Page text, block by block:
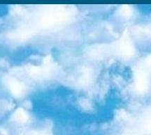
видеолекциями и статьями. Они помогут вам обрести новые и освежить старые знания бесплатно. 1. «ИНТУИТ» Старейшая образовательная площадка Рунета. Здесь вы найдёте сотни текстовых и видеокурсов на десятки различных тем — от программирования до психологии. Многие курсы подготовлены российскими университетами и крупными международными компаниями вроде Intel и Microsoft. Самостоятельное обучение бесплатное, но желающие могут оплатить услуги персональных наставников. 2. «Смартия» знакомит с актуальными профессиями и подсказывает, как им обучаться. Выбрав заинтересовавшую вас специальность — SMM-специалист, фотограф, веб-дизайнер или другую, — увидите список необходимых для неё умений. Чтобы вы могли освоить их самостоятельно, для каждого умения площадка отображает подборку ссылок на учебные материалы. Хотя «Смартия» ориентируется на русскоязычную аудиторию, часть контента всё же доступна только на английском. 3. «Лекторий Физтеха» Проект Московского физико-технического института (Физтеха). С его помощью вы можете смотреть онлайн серии лекций, записанные на видео в этом вузе. В числе доступных предметов — физика, биология, химия, информационные технологии и другие. К некоторым лекциям администрация ресурса прилагает готовые конспекты, которые можно скачивать в PDF-формате. 4. ITMOcourses Онлайн-площадка Санкт-Петербургского национального исследовательского университета информационных технологий, механики и оптики (ИТМО). Ресурс предоставляет свободный доступ к курсам, разработанным в этом вузе. Каталог материалов разбит на четыре категории: «Оптические системы и технологии», «Приборостроение и робототехника», «Информационные технологии» и «Биотехнологии». Курсы состоят из видеолекций, интерактивных демонстраций и заданий. 5. «КиберЛенинка» Электронная научная библиотека открытого доступа. Каталог площадки регулярно обрастает текстами статей из различных научных изданий. Сгруппированные по журналам и рубрикам публикации можно читать онлайн или скачивать целиком в PDF-формате. Проект нацелен на популяризацию науки за счёт открытого доступа к